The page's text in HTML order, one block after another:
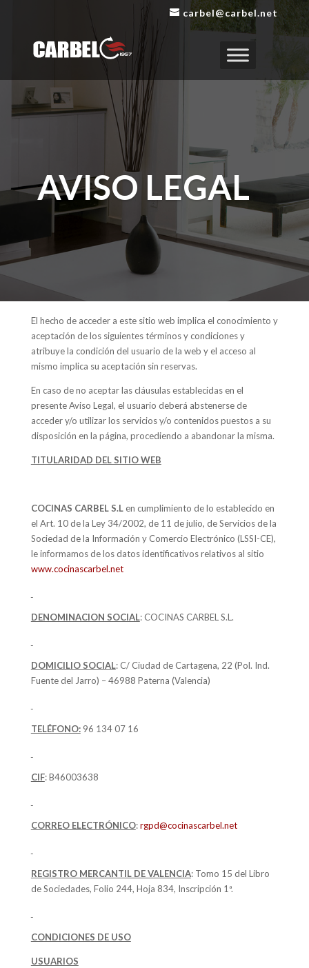
carbel@carbel.net
AVISO LEGAL
El hecho de acceder a este sitio web implica el conocimiento y
aceptación de los siguientes términos y condiciones y
atribuye la condición del usuario de la web y el acceso al
mismo implica su aceptación sin reservas.
En caso de no aceptar las cláusulas establecidas en el
presente Aviso Legal, el usuario deberá abstenerse de
acceder y/o utilizar los servicios y/o contenidos puestos a su
disposición en la página, procediendo a abandonar la misma.
TITULARIDAD DEL SITIO WEB
COCINAS CARBEL S.L en cumplimiento de lo establecido en
el Art. 10 de la Ley 34/2002, de 11 de julio, de Servicios de la
Sociedad de la Información y Comercio Electrónico (LSSI-CE),
le informamos de los datos identificativos relativos al sitio
www.cocinascarbel.net
DENOMINACION SOCIAL: COCINAS CARBEL S.L.
DOMICILIO SOCIAL: C/ Ciudad de Cartagena, 22 (Pol. Ind.
Fuente del Jarro) – 46988 Paterna (Valencia)
TELÉFONO:96 134 07 16
CIF:B46003638
CORREO ELECTRÓNICO:rgpd@cocinascarbel.net
REGISTRO MERCANTIL DE VALENCIA: Tomo 15 del Libro
de Sociedades, Folio 244, Hoja 834, Inscripción 1ª.
CONDICIONES DE USO
USUARIOS